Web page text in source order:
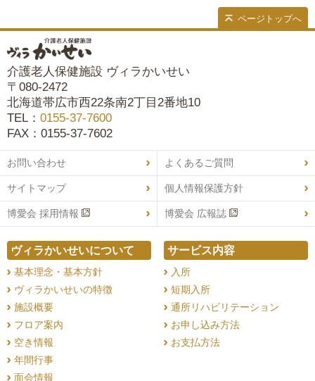
ページトップへ
介護老人保健施設 ヴィラかいせい
〒080-2472
北海道帯広市西22条南2丁目2番地10
TEL： 0155-37-7600
FAX：0155-37-7602
お問い合わせ よくあるご質問
サイトマップ 個人情報保護方針
博愛会 採用情報 博愛会 広報誌
ヴィラかいせいについて
基本理念・基本方針
ヴィラかいせいの特徴
施設概要
フロア案内
空き情報
年間行事
面会情報
サービス内容
入所
短期入所
通所リハビリテーション
お申し込み方法
お支払方法